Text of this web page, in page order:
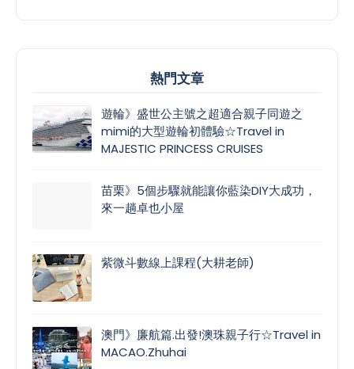
熱門文章
遊輪》盛世公主號之超適合親子同遊之
mimi的大型遊輪初體驗☆Travel in
MAJESTIC PRINCESS CRUISES
苗栗》5個步驟就能讓你藍染DIY大成功，
來一趟卓也小屋
紫微斗數線上課程(大耕老師)
澳門》廉航篇.出發!澳珠親子行☆Travel in
MACAO.Zhuhai